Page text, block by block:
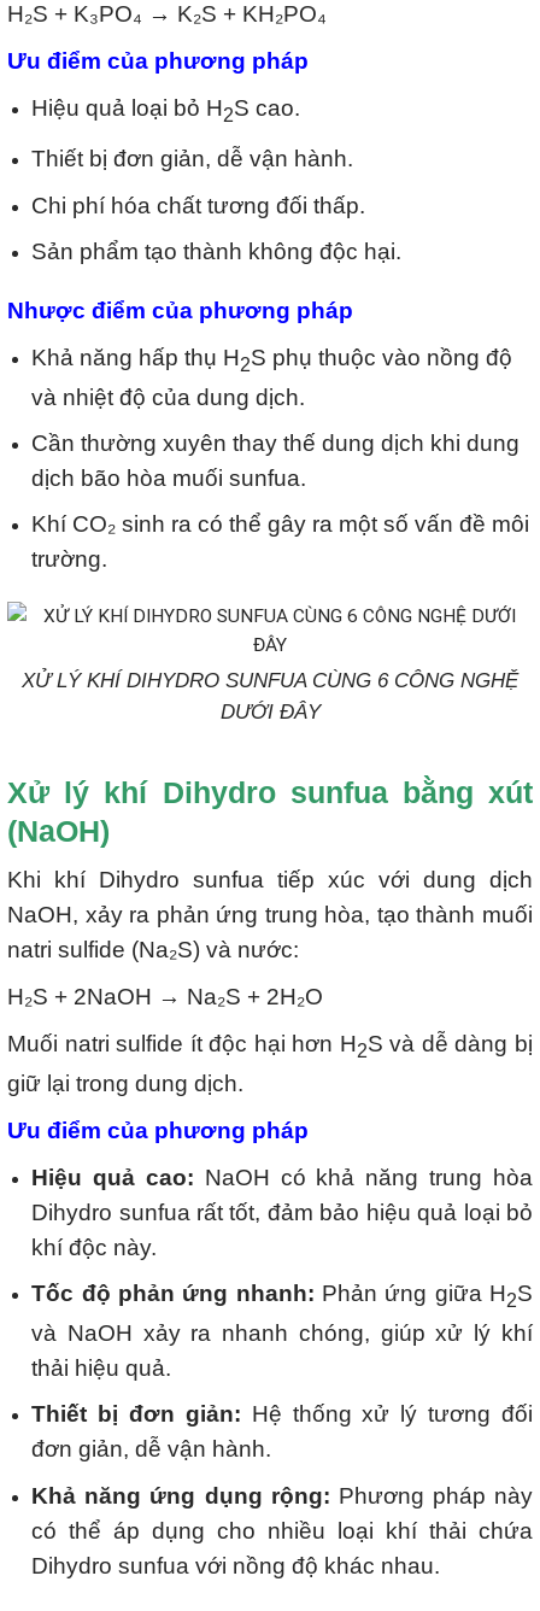
H₂S + K₃PO₄ → K₂S + KH₂PO₄
Ưu điểm của phương pháp
Hiệu quả loại bỏ H2S cao.
Thiết bị đơn giản, dễ vận hành.
Chi phí hóa chất tương đối thấp.
Sản phẩm tạo thành không độc hại.
Nhược điểm của phương pháp
Khả năng hấp thụ H2S phụ thuộc vào nồng độ
và nhiệt độ của dung dịch.
Cần thường xuyên thay thế dung dịch khi dung
dịch bão hòa muối sunfua.
Khí CO₂ sinh ra có thể gây ra một số vấn đề môi
trường.
XỬ LÝ KHÍ DIHYDRO SUNFUA CÙNG 6 CÔNG NGHỆ
DƯỚI ĐÂY
Xử lý khí Dihydro sunfua bằng xút
(NaOH)
Khi khí Dihydro sunfua tiếp xúc với dung dịch
NaOH, xảy ra phản ứng trung hòa, tạo thành muối
natri sulfide (Na₂S) và nước:
H₂S + 2NaOH → Na₂S + 2H₂O
Muối natri sulfide ít độc hại hơn H2S và dễ dàng bị
giữ lại trong dung dịch.
Ưu điểm của phương pháp
Hiệu quả cao: NaOH có khả năng trung hòa
Dihydro sunfua rất tốt, đảm bảo hiệu quả loại bỏ
khí độc này.
Tốc độ phản ứng nhanh: Phản ứng giữa H2S
và NaOH xảy ra nhanh chóng, giúp xử lý khí
thải hiệu quả.
Thiết bị đơn giản: Hệ thống xử lý tương đối
đơn giản, dễ vận hành.
Khả năng ứng dụng rộng: Phương pháp này
có thể áp dụng cho nhiều loại khí thải chứa
Dihydro sunfua với nồng độ khác nhau.